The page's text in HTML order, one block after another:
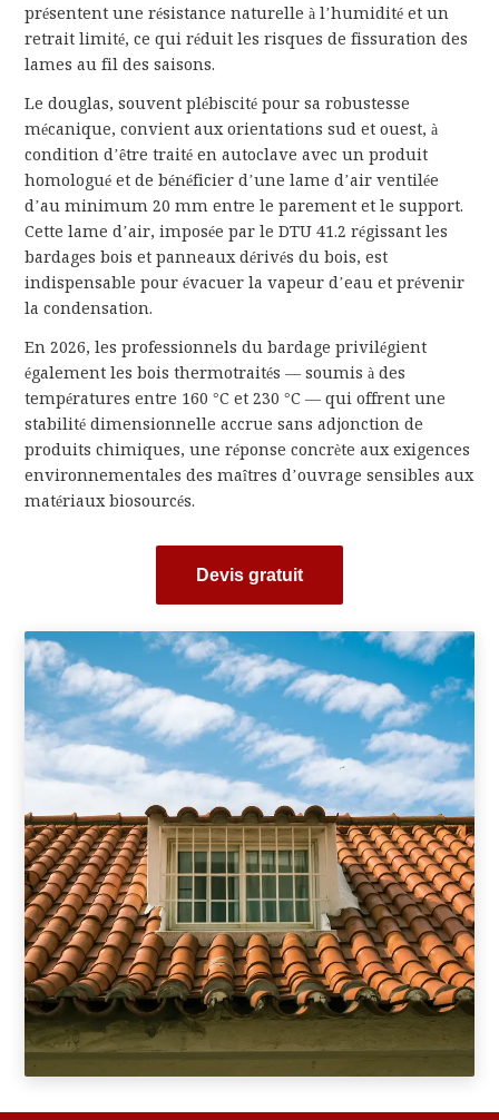
présentent une résistance naturelle à l’humidité et un
retrait limité, ce qui réduit les risques de fissuration des
lames au fil des saisons.
Le douglas, souvent plébiscité pour sa robustesse
mécanique, convient aux orientations sud et ouest, à
condition d’être traité en autoclave avec un produit
homologué et de bénéficier d’une lame d’air ventilée
d’au minimum 20 mm entre le parement et le support.
Cette lame d’air, imposée par le DTU 41.2 régissant les
bardages bois et panneaux dérivés du bois, est
indispensable pour évacuer la vapeur d’eau et prévenir
la condensation.
En 2026, les professionnels du bardage privilégient
également les bois thermotraités — soumis à des
températures entre 160 °C et 230 °C — qui offrent une
stabilité dimensionnelle accrue sans adjonction de
produits chimiques, une réponse concrète aux exigences
environnementales des maîtres d’ouvrage sensibles aux
matériaux biosourcés.
Devis gratuit